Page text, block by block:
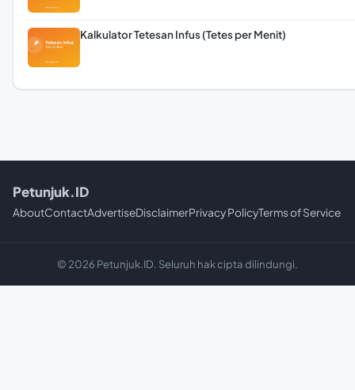
Kalkulator Tetesan Infus (Tetes per Menit)
Petunjuk.ID
AboutContactAdvertiseDisclaimerPrivacy PolicyTerms of Service
© 2026 Petunjuk.ID. Seluruh hak cipta dilindungi.